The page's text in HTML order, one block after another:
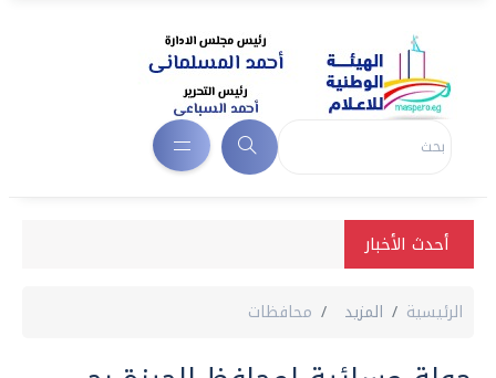
أحدث الأخبار
الرئيسية المزيد محافظات